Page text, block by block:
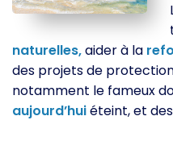
naturelles,aider à la
des projets de
notamment le fameux
aujourd’huiéteint, et